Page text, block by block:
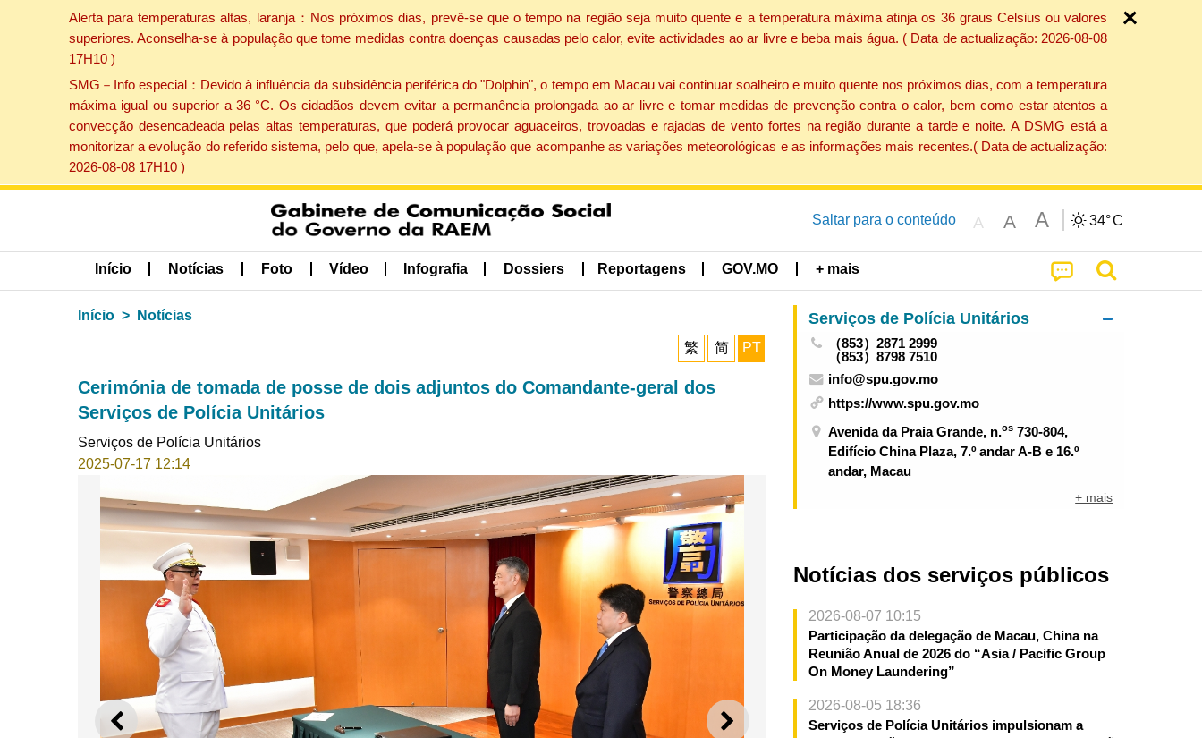
Alerta para temperaturas altas, laranja：Nos próximos dias, prevê-se que o tempo na região seja muito quente e a temperatura máxima atinja os 36 graus Celsius ou valores
superiores. Aconselha-se à população que tome medidas contra doenças causadas pelo calor, evite actividades ao ar livre e beba mais água. ( Data de actualização: 2026-08-08
17H10 )
SMG－Info especial：Devido à influência da subsidência periférica do "Dolphin", o tempo em Macau vai continuar soalheiro e muito quente nos próximos dias, com a temperatura
máxima igual ou superior a 36 °C. Os cidadãos devem evitar a permanência prolongada ao ar livre e tomar medidas de prevenção contra o calor, bem como estar atentos a
convecção desencadeada pelas altas temperaturas, que poderá provocar aguaceiros, trovoadas e rajadas de vento fortes na região durante a tarde e noite. A DSMG está a
monitorizar a evolução do referido sistema, pelo que, apela-se à população que acompanhe as variações meteorológicas e as informações mais recentes.( Data de actualização:
2026-08-08 17H10 )
Saltar para o conteúdo A A A 34°C
Início Notícias Foto Vídeo Infografia Dossiers Reportagens GOV.MO + mais
Início Notícias
繁 简 PT
Cerimónia de tomada de posse de dois adjuntos do Comandante-geral dos
Serviços de Polícia Unitários
Serviços de Polícia Unitários
2025-07-17 12:14
ANTERIOR SEGUINTE
Serviços de Polícia Unitários
（853）2871 2999
（853）8798 7510
info@spu.gov.mo
https://www.spu.gov.mo
Avenida da Praia Grande, n.os 730-804,
Edifício China Plaza, 7.º andar A-B e 16.º
andar, Macau
+ mais
Notícias dos serviços públicos
2026-08-07 10:15
Participação da delegação de Macau, China na
Reunião Anual de 2026 do “Asia / Pacific Group
On Money Laundering”
2026-08-05 18:36
Serviços de Polícia Unitários impulsionam a